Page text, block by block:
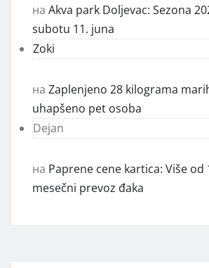
на Akva park Doljevac: Sezona
subotu 11. juna
Zoki
на Zaplenjeno 28 kilograma
uhapšeno pet osoba
Dejan
на Paprene cene kartica: Više od
mesečni prevoz đaka